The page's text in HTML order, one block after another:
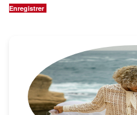
Enregistrer